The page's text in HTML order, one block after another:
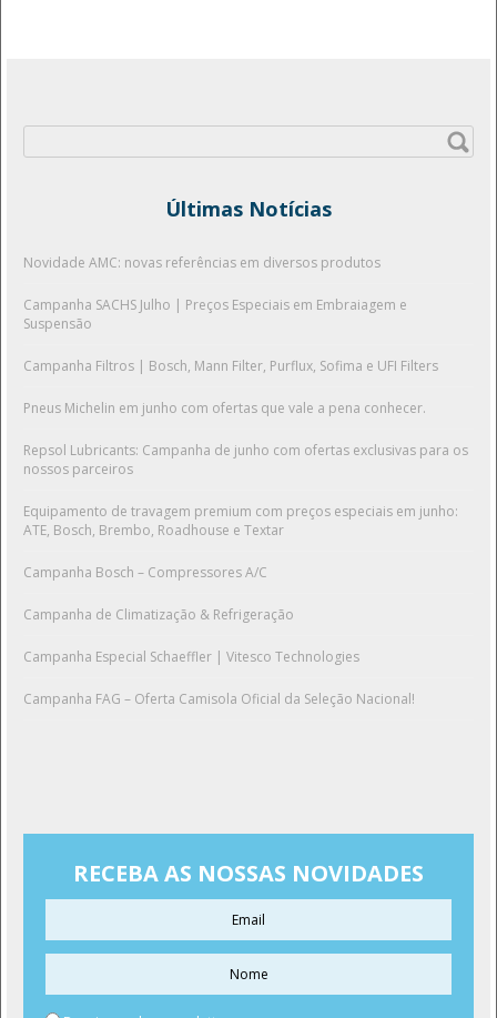
por:
Últimas Notícias
Novidade AMC: novas referências em diversos produtos
Campanha SACHS Julho | Preços Especiais em Embraiagem e
Suspensão
Campanha Filtros | Bosch, Mann Filter, Purflux, Sofima e UFI Filters
Pneus Michelin em junho com ofertas que vale a pena conhecer.
Repsol Lubricants: Campanha de junho com ofertas exclusivas para os
nossos parceiros
Equipamento de travagem premium com preços especiais em junho:
ATE, Bosch, Brembo, Roadhouse e Textar
Campanha Bosch – Compressores A/C
Campanha de Climatização & Refrigeração
Campanha Especial Schaeffler | Vitesco Technologies
Campanha FAG – Oferta Camisola Oficial da Seleção Nacional!
RECEBA AS NOSSAS NOVIDADES